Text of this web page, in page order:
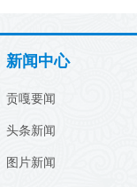
新闻中心
贡嘎要闻
头条新闻
图片新闻